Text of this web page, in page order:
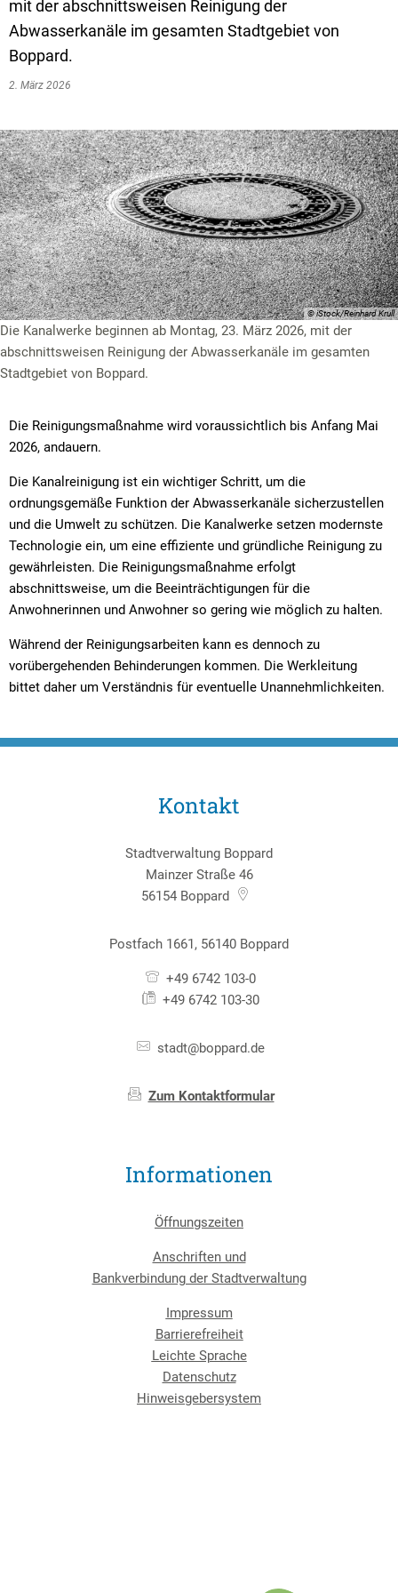
Livestream Sitzungen auf Youtube
Baugrundstücke
Gewerbe-Anmeldung/Ummeldung/
Gewerberegisterauskunft
Grundsteuerreform
Haushaltsplan
Satzungen und Richtlinien
Schutzhütten
Bücher-Shop
Anlegezeiten
mit der abschnittsweisen Reinigung der
Abwasserkanäle im gesamten Stadtgebiet von
Boppard.
2. März 2026
© iStock/Reinhard Krull
Die Kanalwerke beginnen ab Montag, 23. März 2026, mit der
abschnittsweisen Reinigung der Abwasserkanäle im gesamten
Stadtgebiet von Boppard.
Die Reinigungsmaßnahme wird voraussichtlich bis Anfang Mai
2026, andauern.
Die Kanalreinigung ist ein wichtiger Schritt, um die
ordnungsgemäße Funktion der Abwasserkanäle sicherzustellen
und die Umwelt zu schützen. Die Kanalwerke setzen modernste
Technologie ein, um eine effiziente und gründliche Reinigung zu
gewährleisten. Die Reinigungsmaßnahme erfolgt
abschnittsweise, um die Beeinträchtigungen für die
Anwohnerinnen und Anwohner so gering wie möglich zu halten.
Während der Reinigungsarbeiten kann es dennoch zu
vorübergehenden Behinderungen kommen. Die Werkleitung
bittet daher um Verständnis für eventuelle Unannehmlichkeiten.
Kontakt
Stadtverwaltung Boppard
Mainzer Straße 46
56154 Boppard
Postfach 1661, 56140 Boppard
+49 6742 103-0
+49 6742 103-30
stadt@boppard.de
Zum Kontaktformular
Informationen
Öffnungszeiten
Anschriften und
Bankverbindung der Stadtverwaltung
Impressum
Barrierefreiheit
Leichte Sprache
Datenschutz
Hinweisgebersystem